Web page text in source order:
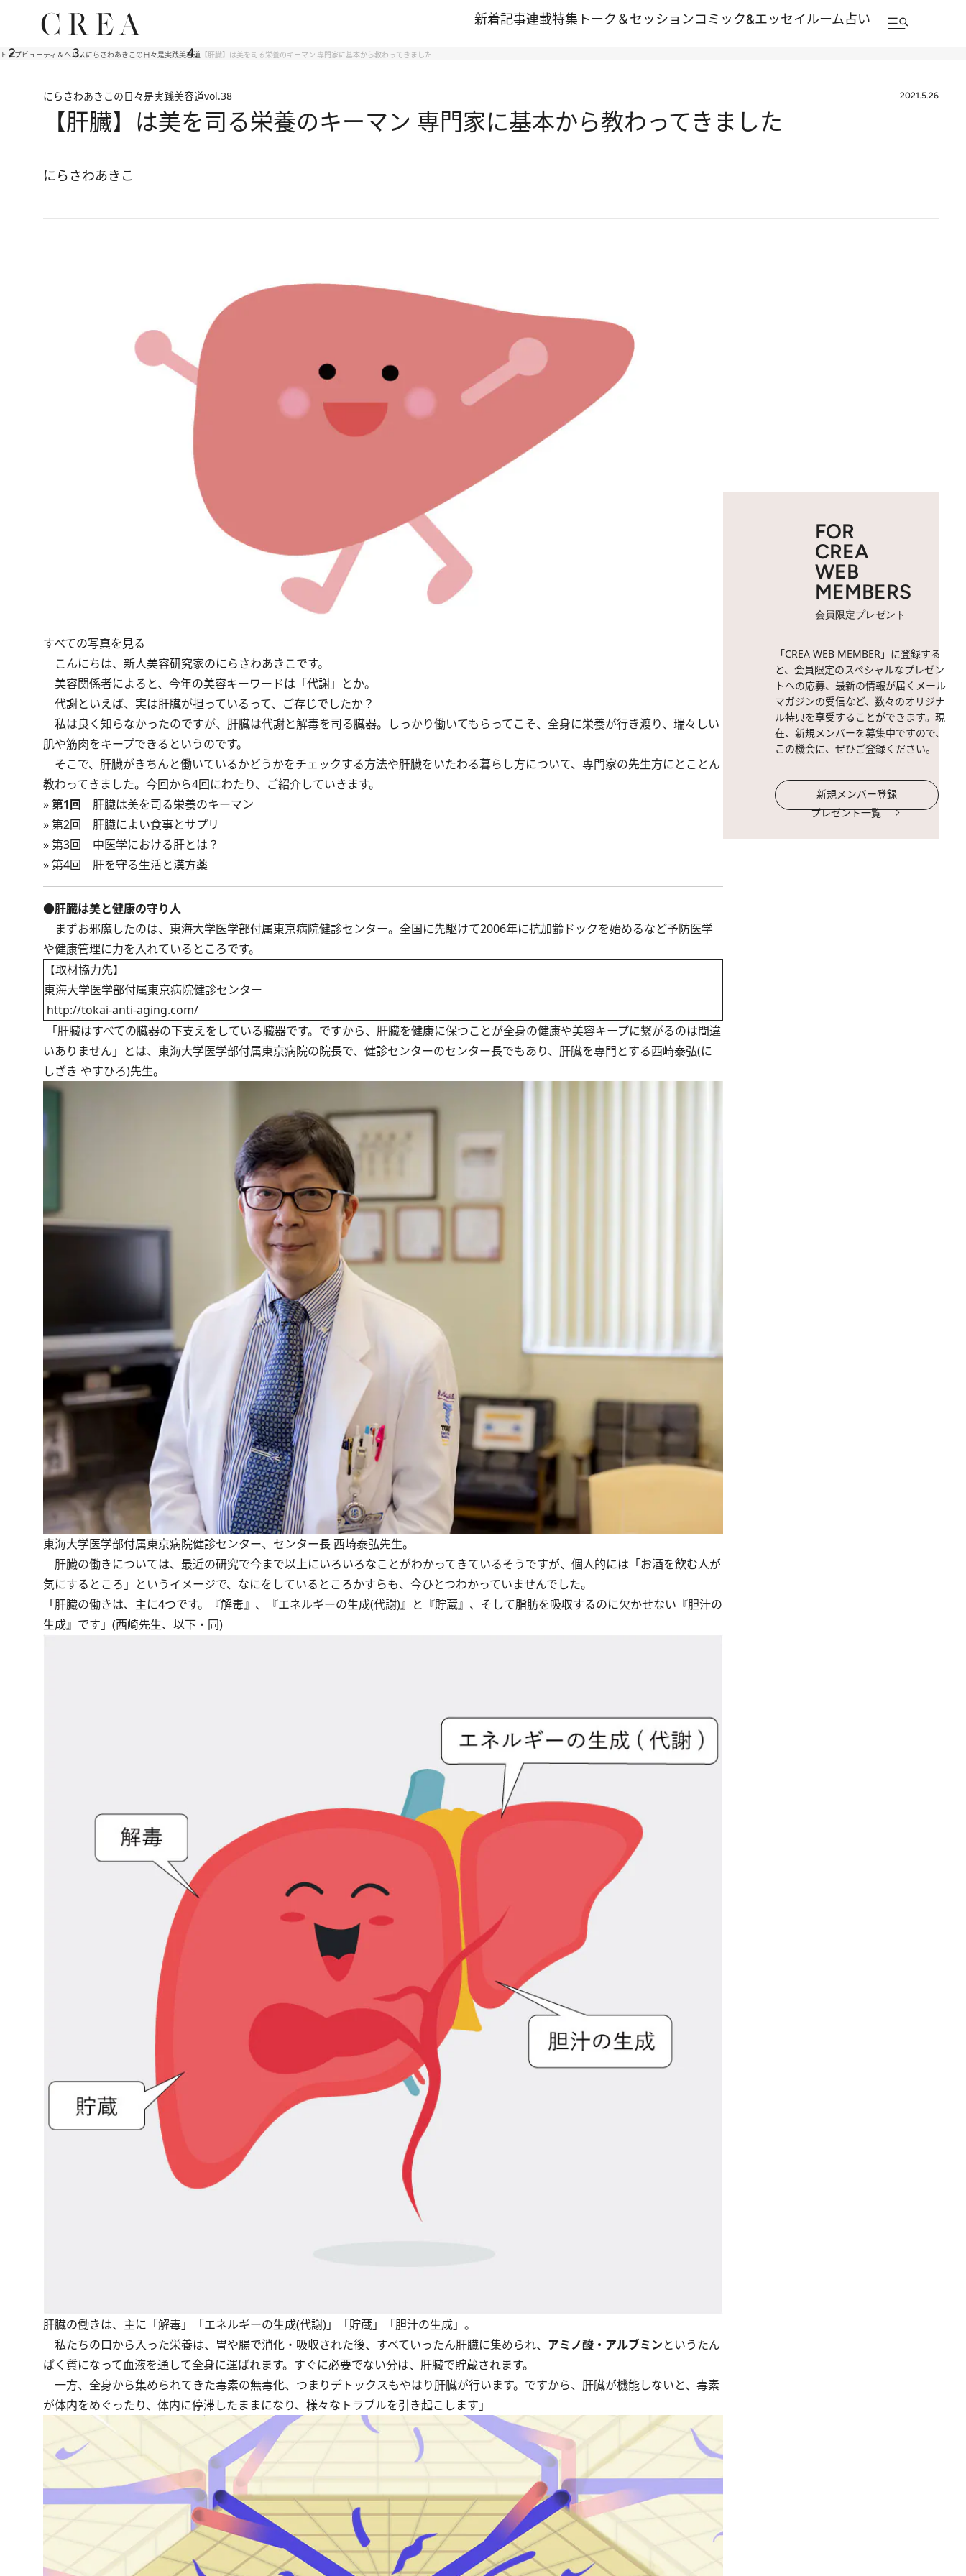
新着記事連載特集 トーク＆セッションコミック&エッセイルーム占い
トップビューティ＆ヘルスにらさわあきこの日々是実践美容道 【肝臓】は美を司る栄養のキーマン 専門家に基本から教わってきました
にらさわあきこの日々是実践美容道vol.38 2021.5.26
【肝臓】は美を司る栄養のキーマン 専門家に基本から教わってきました
にらさわあきこ
すべての写真を見る
こんにちは、新人美容研究家のにらさわあきこです。
美容関係者によると、今年の美容キーワードは「代謝」とか。
代謝といえば、実は肝臓が担っているって、ご存じでしたか？
私は良く知らなかったのですが、肝臓は代謝と解毒を司る臓器。しっかり働いてもらってこそ、全身に栄養が行き渡り、瑞々しい
肌や筋肉をキープできるというのです。
そこで、肝臓がきちんと働いているかどうかをチェックする方法や肝臓をいたわる暮らし方について、専門家の先生方にとことん
教わってきました。今回から4回にわたり、ご紹介していきます。
»第1回 肝臓は美を司る栄養のキーマン
»第2回 肝臓によい食事とサプリ
»第3回 中医学における肝とは？
»第4回 肝を守る生活と漢方薬
●肝臓は美と健康の守り人
まずお邪魔したのは、東海大学医学部付属東京病院健診センター。全国に先駆けて2006年に抗加齢ドックを始めるなど予防医学
や健康管理に力を入れているところです。
【取材協力先】
東海大学医学部付属東京病院健診センター
http://tokai-anti-aging.com/
「肝臓はすべての臓器の下支えをしている臓器です。ですから、肝臓を健康に保つことが全身の健康や美容キープに繋がるのは間違
いありません」とは、東海大学医学部付属東京病院の院長で、健診センターのセンター長でもあり、肝臓を専門とする西崎泰弘(に
しざき やすひろ)先生。
東海大学医学部付属東京病院健診センター、センター長 西崎泰弘先生。
肝臓の働きについては、最近の研究で今まで以上にいろいろなことがわかってきているそうですが、個人的には「お酒を飲む人が
気にするところ」というイメージで、なにをしているところかすらも、今ひとつわかっていませんでした。
「肝臓の働きは、主に4つです。『解毒』、『エネルギーの生成(代謝)』と『貯蔵』、そして脂肪を吸収するのに欠かせない『胆汁の
生成』です」(西崎先生、以下・同)
肝臓の働きは、主に「解毒」「エネルギーの生成(代謝)」「貯蔵」「胆汁の生成」。
私たちの口から入った栄養は、胃や腸で消化・吸収された後、すべていったん肝臓に集められ、 アミノ酸・アルブミンというたん
ぱく質になって血液を通して全身に運ばれます。すぐに必要でない分は、肝臓で貯蔵されます。
一方、全身から集められてきた毒素の無毒化、つまりデトックスもやはり肝臓が行います。ですから、肝臓が機能しないと、毒素
が体内をめぐったり、体内に停滞したままになり、様々なトラブルを引き起こします」
FOR
CREA
WEB
MEMBERS
会員限定プレゼント
「CREA WEB MEMBER」に登録する
と、会員限定のスペシャルなプレゼン
トへの応募、最新の情報が届くメール
マガジンの受信など、数々のオリジナ
ル特典を享受することができます。現
在、新規メンバーを募集中ですので、
この機会に、ぜひご登録ください。
新規メンバー登録
プレゼント一覧